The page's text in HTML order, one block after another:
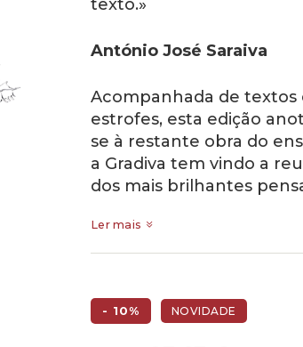
texto.»
António José Saraiva
Acompanhada de
estrofes, esta edição
se à restante obra do
a Gradiva tem vindo a
dos mais brilhantes
Ler mais
- 10% NOVIDADE